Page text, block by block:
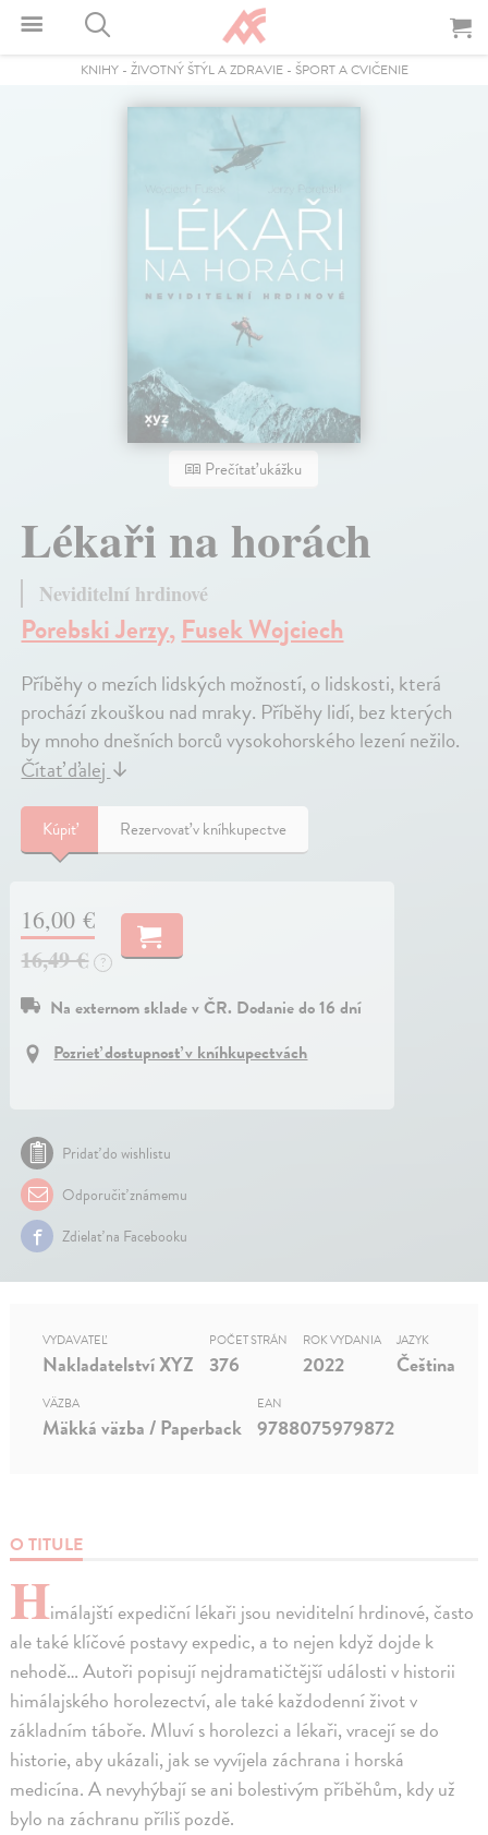
KNIHY- ŽIVOTNÝ ŠTÝL A ZDRAVIE- ŠPORT A CVIČENIE
Prečítať ukážku
Lékaři na horách
Neviditelní hrdinové
Porebski Jerzy,Fusek Wojciech
Příběhy o mezích lidských možností, o lidskosti, která
prochází zkouškou nad mraky. Příběhy lidí, bez kterých
by mnoho dnešních borců vysokohorského lezení nežilo.
Čítať ďalej↓
Kúpiť Rezervovať v kníhkupectve
16,00 €
16,49 €
?
Na externom sklade v ČR. Dodanie do 16 dní
Pozrieť dostupnosť v kníhkupectvách
Pridať do wishlistu
Odporučiť známemu
Zdielať na Facebooku
O TITULE
Himálajští expediční lékaři jsou neviditelní hrdinové, často
ale také klíčové postavy expedic, a to nejen když dojde k
nehodě… Autoři popisují nejdramatičtější události v historii
himálajského horolezectví, ale také každodenní život v
základním táboře. Mluví s horolezci a lékaři, vracejí se do
historie, aby ukázali, jak se vyvíjela záchrana i horská
medicína. A nevyhýbají se ani bolestivým příběhům, kdy už
bylo na záchranu příliš pozdě.
VYDAVATEĽ
Nakladatelství XYZ
POČET STRÁN
376
ROK VYDANIA
2022
JAZYK
Čeština
VÄZBA
Mäkká väzba / Paperback
EAN
9788075979872